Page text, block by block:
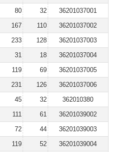
80 32
36201037001
167 110
36201037002
233 128
36201037003
31 18
36201037004
119 69
36201037005
231 126
36201037006
45 32
362010380
111 61
36201039002
72 44
36201039003
119 52
36201039004